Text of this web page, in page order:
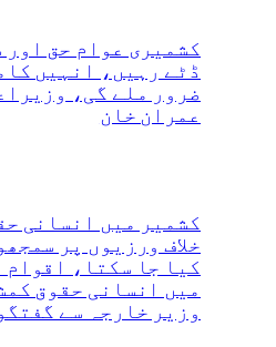
کشمیری عوام حق اور
ڈٹے رہیں، انہیں
ضرور ملے گی،
عمران خان
کشمیر میں انسانی
خلاف ورزیوں پر
کیا جا سکتا، اقوام
میں انسانی حقوق
وزیر خارجہ سے گفتگو